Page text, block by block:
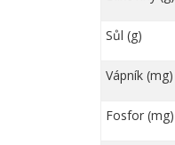
Sůl (g)
Vápník (mg)
Fosfor (mg)